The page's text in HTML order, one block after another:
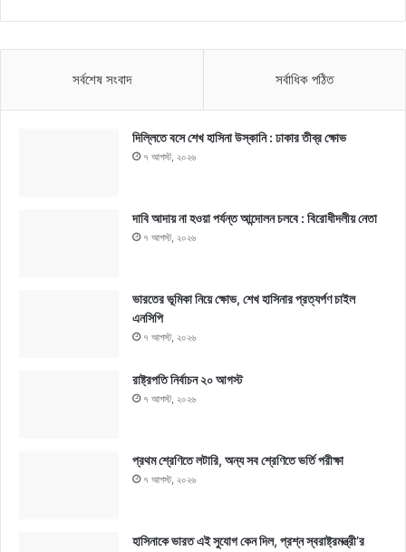
সর্বশেষ সংবাদ সর্বাধিক পঠিত
দিল্লিতে বসে শেখ হাসিনা উস্কানি : ঢাকার তীব্র ক্ষোভ
৭ আগস্ট, ২০২৬
দাবি আদায় না হওয়া পর্যন্ত আন্দোলন চলবে : বিরোধীদলীয় নেতা
৭ আগস্ট, ২০২৬
ভারতের ভূমিকা নিয়ে ক্ষোভ, শেখ হাসিনার প্রত্যর্পণ চাইল
এনসিপি
৭ আগস্ট, ২০২৬
রাষ্ট্রপতি নির্বাচন ২০ আগস্ট
৭ আগস্ট, ২০২৬
প্রথম শ্রেণিতে লটারি, অন্য সব শ্রেণিতে ভর্তি পরীক্ষা
৭ আগস্ট, ২০২৬
হাসিনাকে ভারত এই সুযোগ কেন দিল, প্রশ্ন স্বরাষ্ট্রমন্ত্রী’র